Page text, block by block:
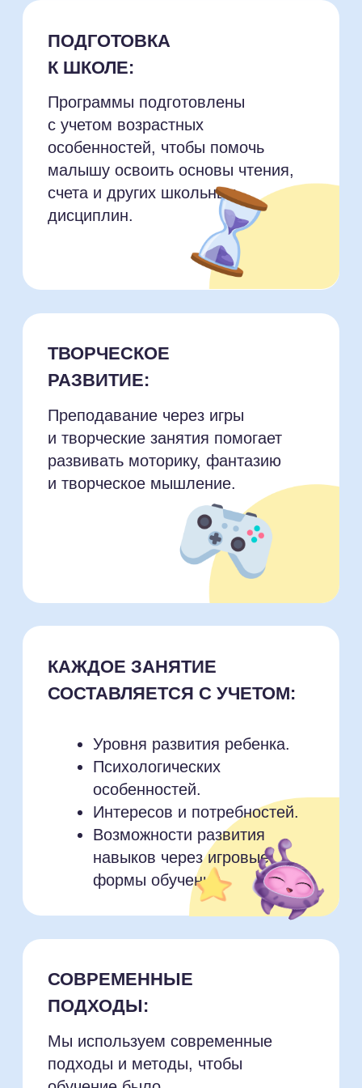
СОВРЕМЕННЫЕ
ПОДХОДЫ:
Мы используем современные
и эффективным.
ПЕДАГОГИ:
особенностей.
Интересов и потребностей.
Возможности развития
формы обучения.
Педагоги и специалисты Sirius
Future помогут ребенку пройти
через важные этапы развития,